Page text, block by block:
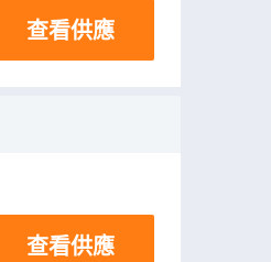
查看供應
查看供應